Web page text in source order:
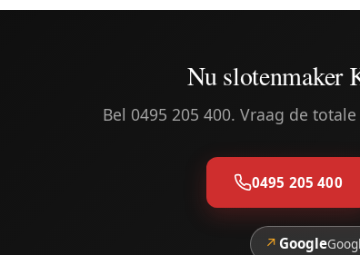
Nu slotenmaker
Bel 0495 205 400. Vraag de
0495 205 400
↗ Google